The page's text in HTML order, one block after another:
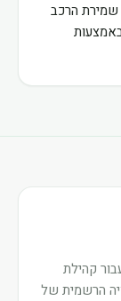
שמירת הרכב
קהילת
הרשמית של